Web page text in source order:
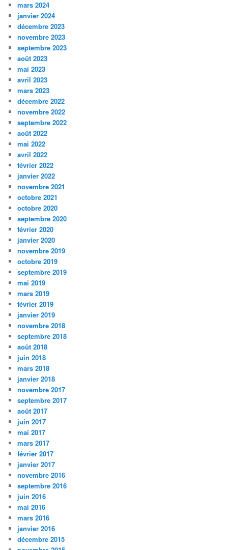
mars 2024
janvier 2024
décembre 2023
novembre 2023
septembre 2023
août 2023
mai 2023
avril 2023
mars 2023
décembre 2022
novembre 2022
septembre 2022
août 2022
mai 2022
avril 2022
février 2022
janvier 2022
novembre 2021
octobre 2021
octobre 2020
septembre 2020
février 2020
janvier 2020
novembre 2019
octobre 2019
septembre 2019
mai 2019
mars 2019
février 2019
janvier 2019
novembre 2018
septembre 2018
août 2018
juin 2018
mars 2018
janvier 2018
novembre 2017
septembre 2017
août 2017
juin 2017
mai 2017
mars 2017
février 2017
janvier 2017
novembre 2016
septembre 2016
juin 2016
mai 2016
mars 2016
janvier 2016
décembre 2015